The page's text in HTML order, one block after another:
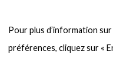
Pour plus d’information
Entre
quête